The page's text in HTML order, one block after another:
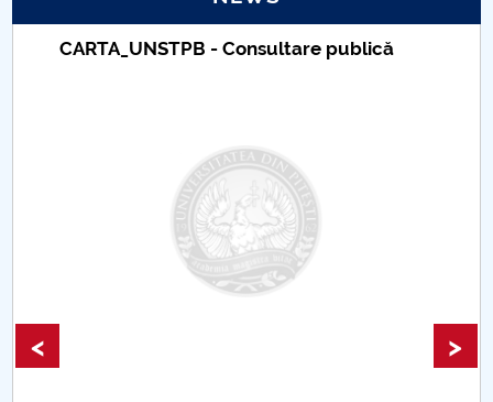
Parteneri CUP
Chestionar angajabilitate ALUMNI – UPB
Centre de cercetare
Rapoarte cercetare anuale
CARTA_UNSTPB - Consultare publică
< >